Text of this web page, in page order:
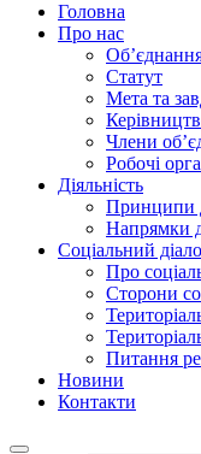
Головна
Про нас
Статут
Мета та
Члени
Робочі
Діяльність
Принципи
Напрямки
Соціальний
Про
Сторони
Питання
Новини
Контакти